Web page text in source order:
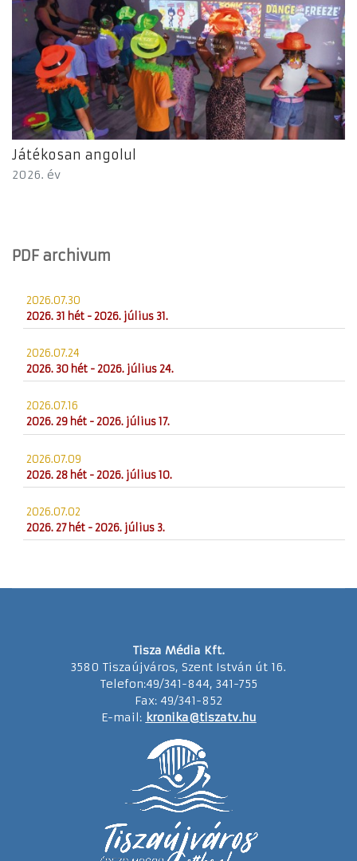
Játékosan angolul
2026. év
PDF archivum
2026.07.30
2026. 31 hét - 2026. július 31.
2026.07.24
2026. 30 hét - 2026. július 24.
2026.07.16
2026. 29 hét - 2026. július 17.
2026.07.09
2026. 28 hét - 2026. július 10.
2026.07.02
2026. 27 hét - 2026. július 3.
Tisza Média Kft.
3580 Tiszaújváros, Szent István út 16.
Telefon:49/341-844, 341-755
Fax: 49/341-852
E-mail: kronika@tiszatv.hu